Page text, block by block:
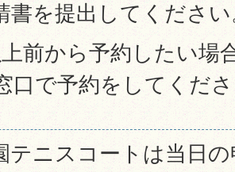
書を提出してくださ
前から予約したい場
口で予約をしてくだ
ニスコートは当日